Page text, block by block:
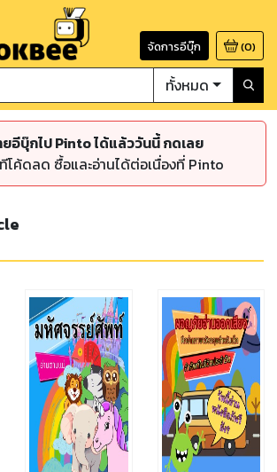
จัดการอีบุ๊ก (0)
ทั้งหมด
ยอีบุ๊กไป Pinto ได้แล้ววันนี้ กดเลย
โค้ดลด ซื้อและอ่านได้ต่อเนื่องที่ Pinto